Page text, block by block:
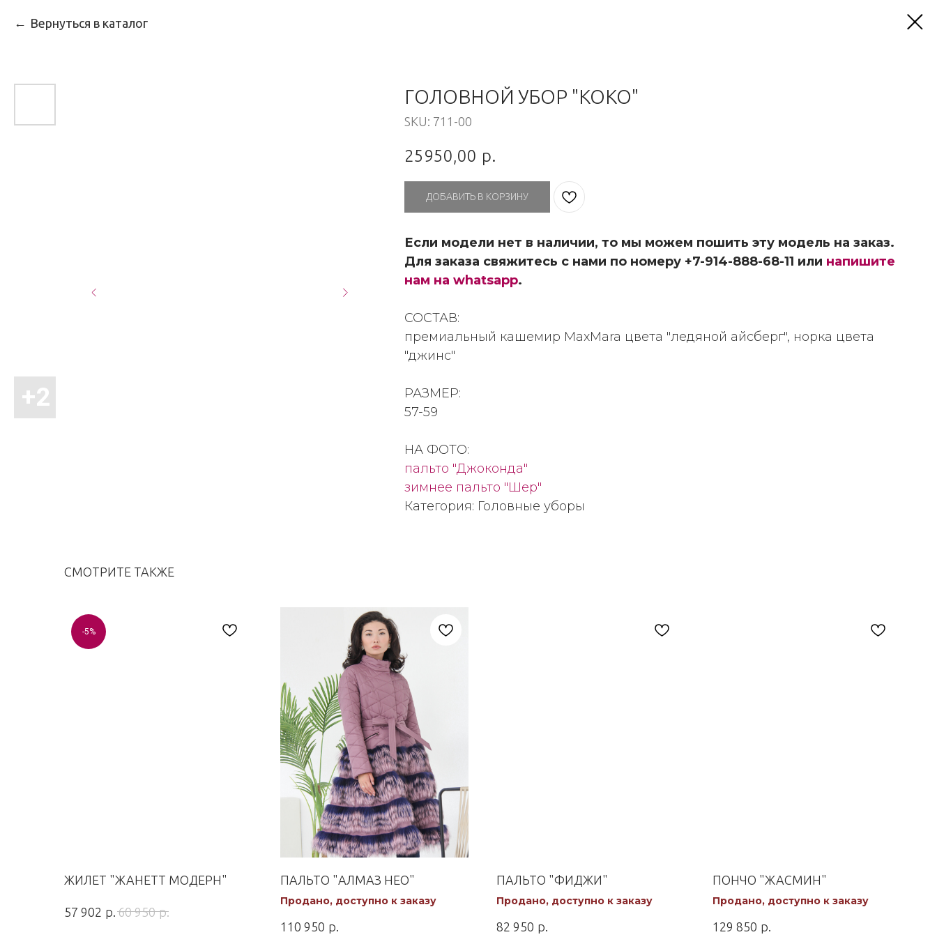
Вернуться в каталог
ГОЛОВНОЙ УБОР "КОКО"
SKU: 711-00
25950,00 р.
ДОБАВИТЬ В КОРЗИНУ
Если модели нет в наличии, то мы можем пошить эту модель на заказ.
Для заказа свяжитесь с нами по номеру +7-914-888-68-11 или напишите
нам на whatsapp.
СОСТАВ:
премиальный кашемир MaxMara цвета "ледяной айсберг", норка цвета
"джинс"
РАЗМЕР:
57-59
НА ФОТО:
пальто "Джоконда"
зимнее пальто "Шер"
Категория: Головные уборы
СМОТРИТЕ ТАКЖЕ
-5%
ЖИЛЕТ "ЖАНЕТТ МОДЕРН"
57 902 р. 60 950 р.
ПАЛЬТО "АЛМАЗ НЕО"
Продано, доступно к заказу
110 950 р.
ПАЛЬТО "ФИДЖИ"
Продано, доступно к заказу
82 950 р.
ПОНЧО "ЖАСМИН"
Продано, доступно к заказу
129 850 р.